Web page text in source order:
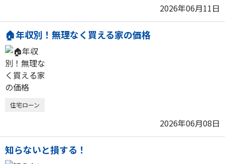
2026年06月11日
🏠年収別！無理なく買える家の価格
住宅ローン
2026年06月08日
知らないと損する！